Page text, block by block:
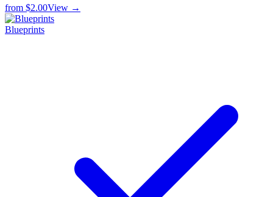
from $2.00View →
Blueprints